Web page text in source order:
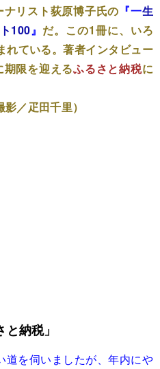
リスト荻原博子氏の 『一生
100』 だ。この1冊に、いろ
れている。著者インタビュー
期限を迎えるふるさと納税に
／疋田千里）
納税」
道を伺いましたが、年内にや